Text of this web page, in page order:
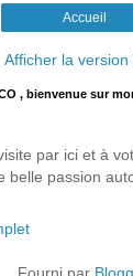
Accueil
Afficher la version
, bienvenue sur
par ici et à
belle passion
Fourni par